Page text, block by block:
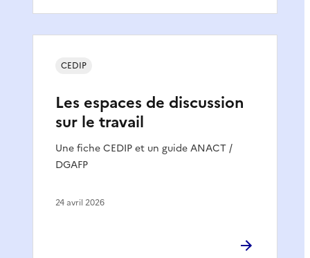
Les espaces de discussion
sur le travail
Une fiche CEDIP et un guide ANACT /
DGAFP
CEDIP
24 avril 2026